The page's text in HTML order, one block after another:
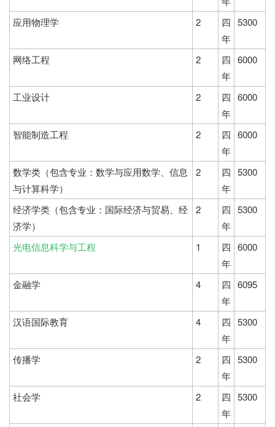
应用物理学 2
四
年
5300
网络工程 2
四
年
6000
工业设计 2
四
年
6000
智能制造工程 2
四
年
6000
数学类（包含专业：数学与应用数学、信息
与计算科学）
2
四
年
5300
经济学类（包含专业：国际经济与贸易、经
济学）
2
四
年
5300
光电信息科学与工程 1
四
年
6000
金融学 4
四
年
6095
汉语国际教育 4
四
年
5300
传播学 2
四
年
5300
社会学 2
四
年
5300